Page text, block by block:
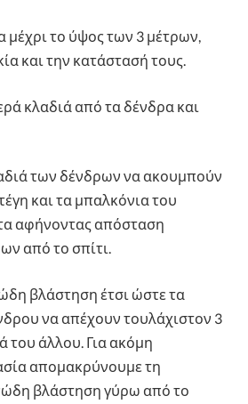
μέχρι το ύψος των 3 μέτρων,
και την κατάστασή τους.
κλαδιά από τα δένδρα και
των δένδρων να ακουμπούν
και τα μπαλκόνια του
αφήνοντας απόσταση
από το σπίτι.
βλάστηση έτσι ώστε τα
να απέχουν τουλάχιστον 3
του άλλου. Για ακόμη
απομακρύνουμε τη
βλάστηση γύρω από το